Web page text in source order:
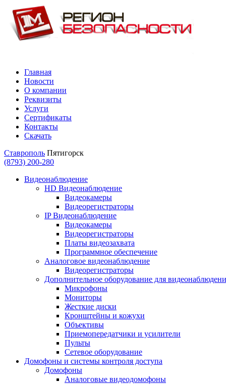
Главная
Новости
О компании
Реквизиты
Услуги
Сертификаты
Контакты
Скачать
Ставрополь Пятигорск
(8793) 200-280
Видеонаблюдение
HD Видеонаблюдение
Видеокамеры
Видеорегистраторы
IP Видеонаблюдение
Видеокамеры
Видеорегистраторы
Платы видеозахвата
Программное обеспечение
Аналоговое видеонаблюдение
Видеорегистраторы
Дополнительное оборудование для
Микрофоны
Мониторы
Жесткие диски
Кронштейны и кожухи
Объективы
Приемопередатчики и усилители
Пульты
Сетевое оборудование
Домофоны и системы контроля доступа
Домофоны
Аналоговые видеодомофоны